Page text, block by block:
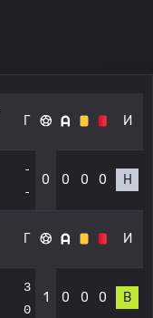
Г И
-
-
0 0 0 0 Н
Г И
3
0
1 0 0 0 В